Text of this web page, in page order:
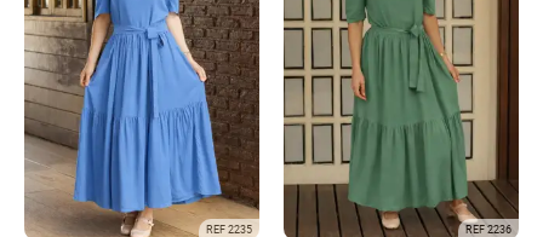
REF 2235 REF 2236